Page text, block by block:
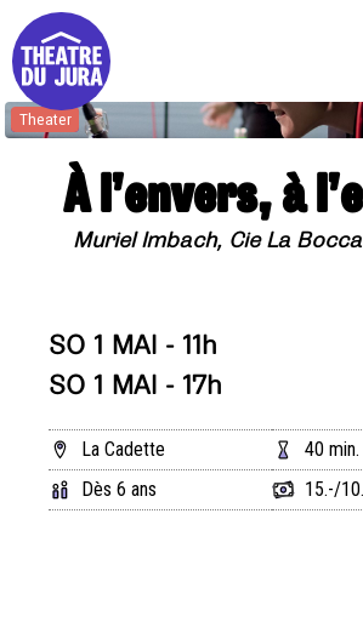
Presse
Theater
À l’envers, à
Muriel Imbach, Cie La
SO 1 MAI - 11h
SO 1 MAI - 17h
La Cadette
40 min.
Dès 6 ans
15.-/